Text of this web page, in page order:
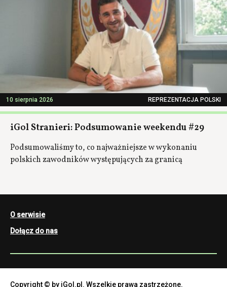
10 sierpnia 2026 REPREZENTACJA POLSKI
iGol Stranieri: Podsumowanie weekendu #29
Podsumowaliśmy to, co najważniejsze w wykonaniu
polskich zawodników występujących za granicą
O serwisie
Dołącz do nas
Copyright © by iGol.pl. Wszelkie prawa zastrzeżone.